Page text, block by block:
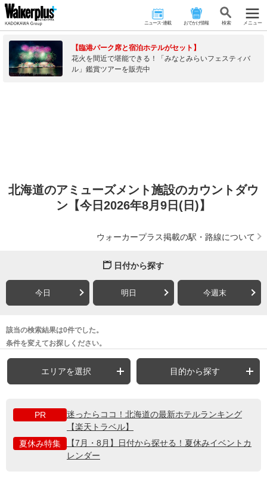
ニュース･連載 おでかけ情報 検 索 メニュー
【臨港パーク席と宿泊ホテルがセット】
花火を間近で堪能できる！「みなとみらいフェスティバ
ル」鑑賞ツアーを販売中
北海道のアミューズメント施設のカウントダウ
ン【今日2026年8月9日(日)】
ウォーカープラス掲載の駅・路線について
日付から探す
今日 明日 今週末
該当の検索結果は0件でした。
条件を変えてお探しください。
エリアを選択 目的から探す
PR
迷ったらココ！北海道の最新ホテルランキング
【楽天トラベル】
夏休み特集
【7月・8月】日付から探せる！夏休みイベントカ
レンダー